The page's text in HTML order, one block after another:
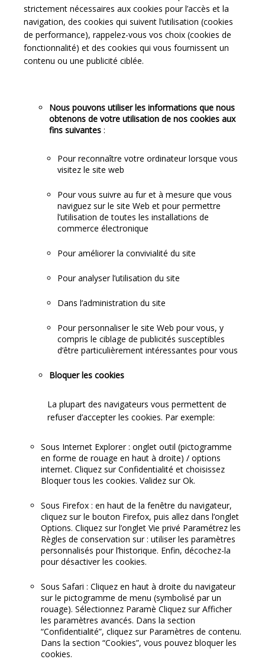
strictement nécessaires aux cookies pour l’accès et la
navigation, des cookies qui suivent l’utilisation (cookies
de performance), rappelez-vous vos choix (cookies de
fonctionnalité) et des cookies qui vous fournissent un
contenu ou une publicité ciblée.
Nous pouvons utiliser les informations que nous
obtenons de votre utilisation de nos cookies aux
fins suivantes :
Pour reconnaître votre ordinateur lorsque vous
visitez le site web
Pour vous suivre au fur et à mesure que vous
naviguez sur le site Web et pour permettre
l’utilisation de toutes les installations de
commerce électronique
Pour améliorer la convivialité du site
Pour analyser l’utilisation du site
Dans l’administration du site
Pour personnaliser le site Web pour vous, y
compris le ciblage de publicités susceptibles
d’être particulièrement intéressantes pour vous
Bloquer les cookies
La plupart des navigateurs vous permettent de
refuser d’accepter les cookies. Par exemple:
Sous Internet Explorer : onglet outil (pictogramme
en forme de rouage en haut à droite) / options
internet. Cliquez sur Confidentialité et choisissez
Bloquer tous les cookies. Validez sur Ok.
Sous Firefox : en haut de la fenêtre du navigateur,
cliquez sur le bouton Firefox, puis allez dans l’onglet
Options. Cliquez sur l’onglet Vie privé Paramétrez les
Règles de conservation sur : utiliser les paramètres
personnalisés pour l’historique. Enfin, décochez-la
pour désactiver les cookies.
Sous Safari : Cliquez en haut à droite du navigateur
sur le pictogramme de menu (symbolisé par un
rouage). Sélectionnez Paramè Cliquez sur Afficher
les paramètres avancés. Dans la section
“Confidentialité”, cliquez sur Paramètres de contenu.
Dans la section “Cookies”, vous pouvez bloquer les
cookies.